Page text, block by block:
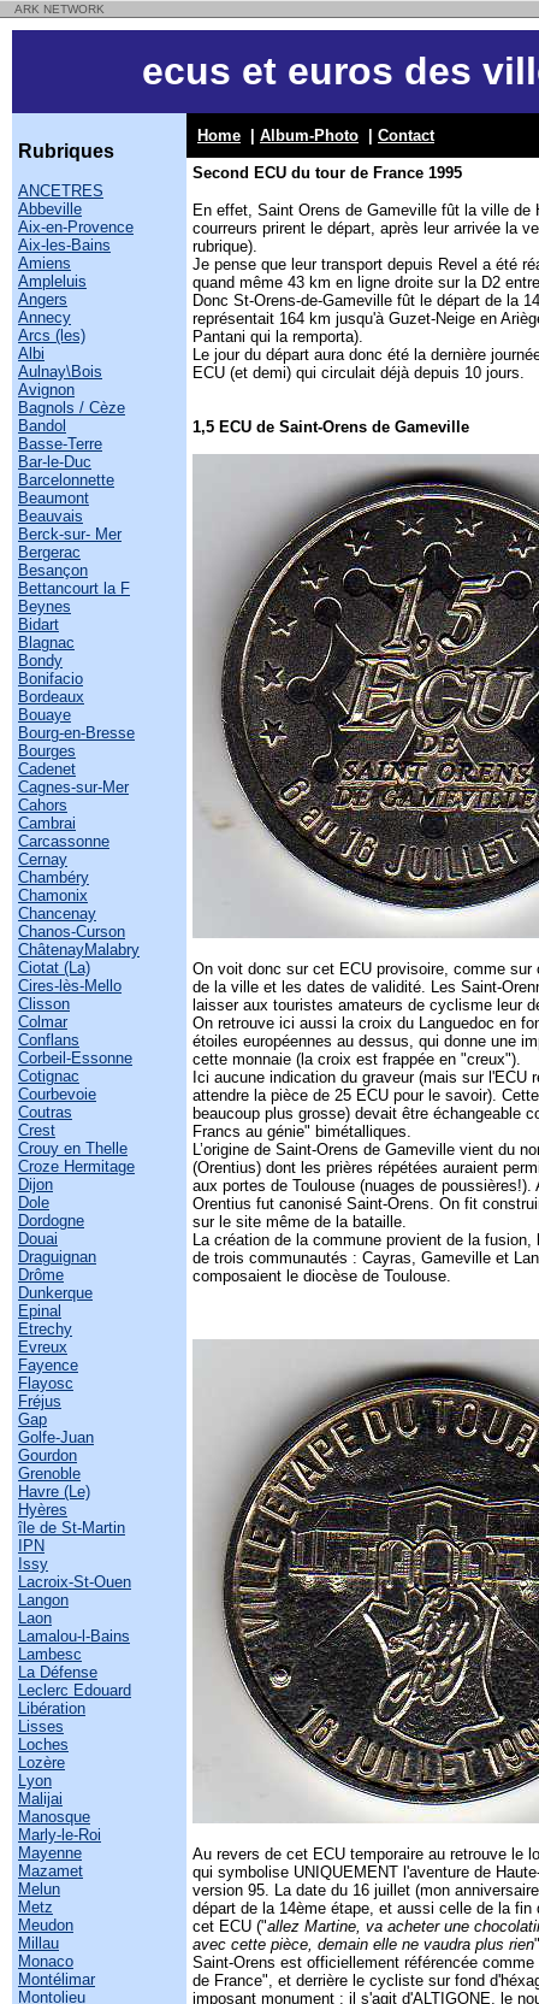
ARK NETWORK
ecus et euros des
Rubriques
ANCETRES
Abbeville
Aix-en-Provence
Aix-les-Bains
Amiens
Ampleluis
Angers
Annecy
Arcs (les)
Albi
Aulnay\Bois
Avignon
Bagnols / Cèze
Bandol
Basse-Terre
Bar-le-Duc
Barcelonnette
Beaumont
Beauvais
Berck-sur- Mer
Bergerac
Besançon
Bettancourt la F
Beynes
Bidart
Blagnac
Bondy
Bonifacio
Bordeaux
Bouaye
Bourg-en-Bresse
Bourges
Cadenet
Cagnes-sur-Mer
Cahors
Cambrai
Carcassonne
Cernay
Chambéry
Chamonix
Chancenay
Chanos-Curson
ChâtenayMalabry
Ciotat (La)
Cires-lès-Mello
Clisson
Colmar
Conflans
Corbeil-Essonne
Cotignac
Courbevoie
Coutras
Crest
Crouy en Thelle
Croze Hermitage
Dijon
Dole
Dordogne
Douai
Draguignan
Drôme
Dunkerque
Epinal
Etrechy
Evreux
Fayence
Flayosc
Fréjus
Gap
Golfe-Juan
Gourdon
Grenoble
Havre (Le)
Hyères
île de St-Martin
IPN
Issy
Lacroix-St-Ouen
Langon
Laon
Lamalou-l-Bains
Lambesc
La Défense
Leclerc Edouard
Libération
Lisses
Loches
Lozère
Lyon
Malijai
Manosque
Marly-le-Roi
Mayenne
Mazamet
Melun
Metz
Meudon
Millau
Monaco
Montélimar
Montolieu
Home Album-Photo Contact
Second ECU du tour de France 1995
En effet, Saint Orens de Gameville fût la ville de
courreurs prirent le départ, après leur arrivée la
rubrique).
Je pense que leur transport depuis Revel a été
quand même 43 km en ligne droite sur la D2
Donc St-Orens-de-Gameville fût le départ de la
représentait 164 km jusqu'à Guzet-Neige en
Pantani qui la remporta).
Le jour du départ aura donc été la dernière
ECU (et demi) qui circulait déjà depuis 10 jours.
1,5 ECU de Saint-Orens de Gameville
On voit donc sur cet ECU provisoire, comme sur
de la ville et les dates de validité. Les Saint-
laisser aux touristes amateurs de cyclisme leur
On retrouve ici aussi la croix du Languedoc en
étoiles européennes au dessus, qui donne une
cette monnaie (la croix est frappée en "creux").
Ici aucune indication du graveur (mais sur l'ECU
attendre la pièce de 25 ECU pour le savoir).
beaucoup plus grosse) devait être échangeable
Francs au génie" bimétalliques.
L’origine de Saint-Orens de Gameville vient du
(Orentius) dont les prières répétées auraient
aux portes de Toulouse (nuages de poussières!).
Orentius fut canonisé Saint-Orens. On fit
sur le site même de la bataille.
La création de la commune provient de la fusion,
de trois communautés : Cayras, Gameville et
composaient le diocèse de Toulouse.
Au revers de cet ECU temporaire au retrouve le
qui symbolise UNIQUEMENT l'aventure de
version 95. La date du 16 juillet (mon
départ de la 14ème étape, et aussi celle de la fin
cet ECU ("allez Martine, va acheter une
avec cette pièce, demain elle ne vaudra plus rien
Saint-Orens est officiellement référencée
de France", et derrière le cycliste sur fond
imposant monument : il s'agit d'ALTIGONE, le